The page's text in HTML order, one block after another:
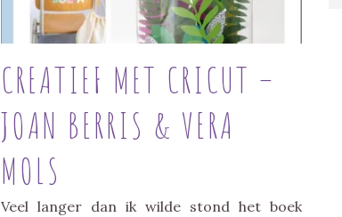
CREATIEF MET CRICUT –
JOAN BERRIS & VERA
MOLS
Veel langer dan ik wilde stond het boek